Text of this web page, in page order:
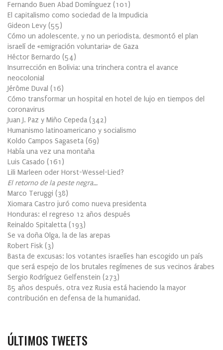
Fernando Buen Abad Domínguez (101 )
El capitalismo como sociedad de la Impudicia
Gideon Levy (55)
Cómo un adolescente, y no un periodista, desmontó el plan
israelí de «emigración voluntaria» de Gaza
Héctor Bernardo (54)
Insurrección en Bolivia: una trinchera contra el avance
neocolonial
Jérôme Duval (16)
Cómo transformar un hospital en hotel de lujo en tiempos del
coronavirus
Juan J. Paz y Miño Cepeda (342)
Humanismo latinoamericano y socialismo
Koldo Campos Sagaseta (69)
Había una vez una montaña
Luis Casado (161 )
Lili Marleen oder Horst-Wessel-Lied?
El retorno de la peste negra…
Marco Teruggi (38)
Xiomara Castro juró como nueva presidenta
Honduras: el regreso 12 años después
Reinaldo Spitaletta (193)
Se va doña Olga, la de las arepas
Robert Fisk (3)
Basta de excusas: los votantes israelíes han escogido un país
que será espejo de los brutales regímenes de sus vecinos árabes
Sergio Rodríguez Gelfenstein (273)
85 años después, otra vez Rusia está haciendo la mayor
contribución en defensa de la humanidad.
ÚLTIMOS TWEETS